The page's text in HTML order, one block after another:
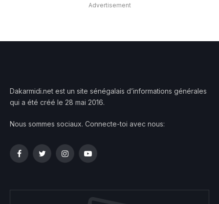
Advertisement
Dakarmidi.net est un site sénégalais d’informations générales
qui a été créé le 28 mai 2016.
Nous sommes sociaux. Connecte-toi avec nous:
FacebookTwitterInstagramYouTube